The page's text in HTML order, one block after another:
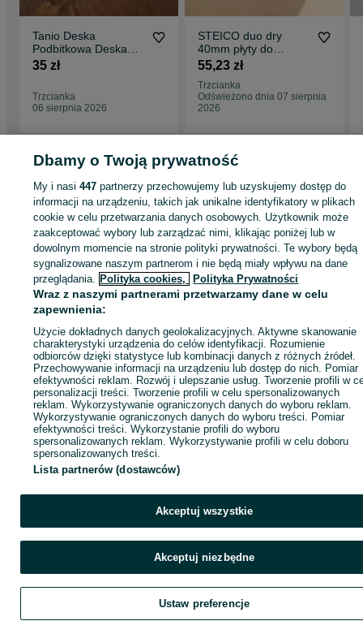
Tanio Deska
Podbitkowa Deska
Elewacyjna Boazeria
35 zł
Trzcianka
06 sierpnia 2026
STEICO duo dry
40mm płyty do
zastosowań
dachowych i
ściennych
55,23 zł
Trzcianka
Odświeżono dnia 07 sierpnia
2026
podłogowe - Wielkopolskie
Deski podłogowe - Trzcianka
KATEGORIA
818475816 Wyświetlenia:
Zadzwoń / SMS
Dbamy o Twoją prywatność
My i nasi447 partnerzy przechowujemy lub uzyskujemy dostęp do
informacji na urządzeniu, takich jak unikalne identyfikatory w plikach
cookie w celu przetwarzania danych osobowych. Użytkownik może
zaakceptować wybory lub zarządzać nimi, klikając poniżej lub w
dowolnym momencie na stronie polityki prywatności. Te wybory będą
sygnalizowane naszym partnerom i nie będą miały wpływu na dane
przeglądania. Polityka cookies, Polityka Prywatności
Wraz z naszymi partnerami przetwarzamy dane w celu
zapewnienia:
Użycie dokładnych danych geolokalizacyjnych. Aktywne skanowanie
charakterystyki urządzenia do celów identyfikacji. Rozumienie
odbiorców dzięki statystyce lub kombinacji danych z różnych źródeł.
Przechowywanie informacji na urządzeniu lub dostęp do nich. Pomiar
efektywności reklam. Rozwój i ulepszanie usług. Tworzenie profili w
personalizacji treści. Tworzenie profili w celu spersonalizowanych
reklam. Wykorzystywanie ograniczonych danych do wyboru reklam.
Wykorzystywanie ograniczonych danych do wyboru treści. Pomiar
efektywności treści. Wykorzystanie profili do wyboru
spersonalizowanych reklam. Wykorzystywanie profili w celu doboru
spersonalizowanych treści.
Lista partnerów (dostawców)
Akceptuj wszystkie
Akceptuj niezbędne
Ustaw preferencje